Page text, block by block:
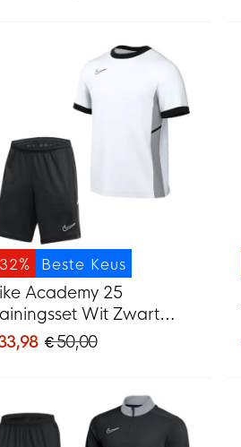
Beste Keus
Academy 25
Wit Zwart
€ 50,00